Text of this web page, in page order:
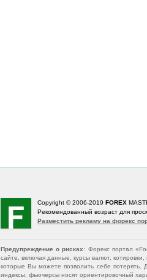
Copyright © 2006-2019 FOREX
Рекомендованный возраст для
Разместить рекламу на форекс
Предупреждение о рисках : Форекс портал
сайте, включая данные, курсы валют,
которые Вы можете позволить себе
индексы, фьючерсы носят ориентировочный